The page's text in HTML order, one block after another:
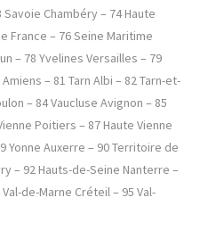
Chambéry – 74 Haute
France – 76 Seine Maritime
– 78 Yvelines Versailles – 79
– 81 Tarn Albi – 82 Tarn-et-
– 84 Vaucluse Avignon – 85
Poitiers – 87 Haute Vienne
Yonne Auxerre – 90 Territoire de
– 92 Hauts-de-Seine Nanterre –
de-Marne Créteil – 95 Val-